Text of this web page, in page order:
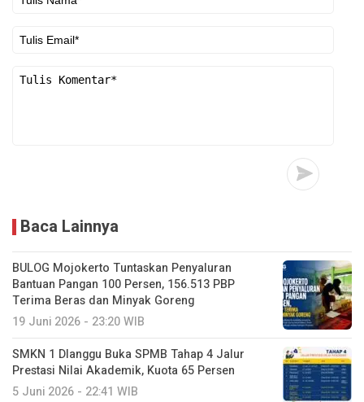
Baca Lainnya
BULOG Mojokerto Tuntaskan Penyaluran
Bantuan Pangan 100 Persen, 156.513 PBP
Terima Beras dan Minyak Goreng
19 Juni 2026 - 23:20 WIB
SMKN 1 Dlanggu Buka SPMB Tahap 4 Jalur
Prestasi Nilai Akademik, Kuota 65 Persen
5 Juni 2026 - 22:41 WIB